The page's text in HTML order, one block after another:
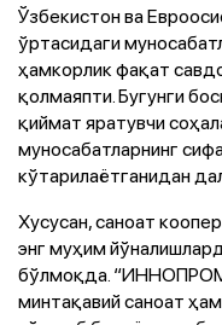
Ўзбекистон ва
ўртасидаги
ҳамкорлик фақат
қолмаяпти. Бугунги
қиймат яратувчи
муносабатларнинг
кўтарилаётганидан
Хусусан, саноат
энг муҳим
бўлмоқда.
минтақавий саноат